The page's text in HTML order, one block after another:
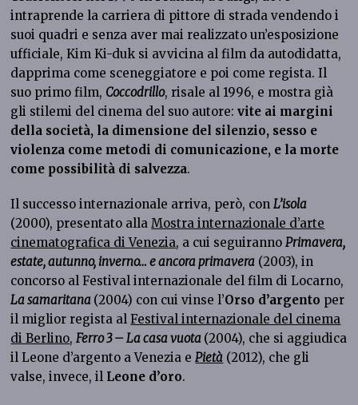
intraprende la carriera di pittore di strada vendendo i
suoi quadri e senza aver mai realizzato un’esposizione
ufficiale, Kim Ki-duk si avvicina al film da autodidatta,
dapprima come sceneggiatore e poi come regista. Il
suo primo film, Coccodrillo, risale al 1996, e mostra già
gli stilemi del cinema del suo autore:vite ai margini
della società, la dimensione del silenzio, sesso e
violenza come metodi di comunicazione, e la morte
come possibilità di salvezza.
Il successo internazionale arriva, però, conL’isola
(2000), presentato allaMostra internazionale d’arte
cinematografica di Venezia, a cui seguirannoPrimavera,
estate, autunno, inverno… e ancora primavera (2003), in
concorso al Festival internazionale del film di Locarno,
La samaritana (2004) con cui vinse l’Orso d’argento per
il miglior regista alFestival internazionale del cinema
di Berlino,Ferro 3 – La casa vuota (2004), che si aggiudica
il Leone d’argento a Venezia ePietà (2012), che gli
valse, invece, il Leone d’oro.